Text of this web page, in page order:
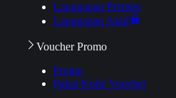
Langganan Premier
Langganan Aktif
Voucher Promo
Promo
Pakai Kode Voucher